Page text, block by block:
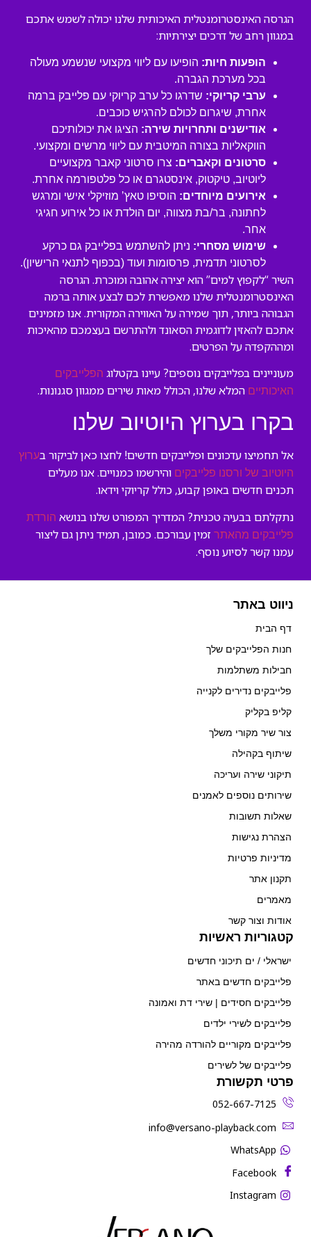
הגרסה האינסטרומנטלית האיכותית שלנו יכולה לשמש אתכם
במגוון רחב של דרכים יצירתיות:
הופעות חיות: הופיעו עם ליווי מקצועי שנשמע מעולה
בכל מערכת הגברה.
ערבי קריוקי: שדרגו כל ערב קריוקי עם פלייבק ברמה
אחרת, שיגרום לכולם להרגיש כוכבים.
אודישנים ותחרויות שירה: הציגו את יכולותיכם
הווקאליות בצורה המיטבית עם ליווי מרשים ומקצועי.
סרטונים וקאברים: צרו סרטוני קאבר מקצועיים
ליוטיוב, טיקטוק, אינסטגרם או כל פלטפורמה אחרת.
אירועים מיוחדים: הוסיפו טאץ’ מוזיקלי אישי ומרגש
לחתונה, בר/בת מצווה, יום הולדת או כל אירוע חגיגי
אחר.
שימוש מסחרי: ניתן להשתמש בפלייבק גם כרקע
לסרטוני תדמית, פרסומות ועוד (בכפוף לתנאי הרישיון).
השיר “לקפוץ למים” הוא יצירה אהובה ומוכרת. הגרסה
האינסטרומנטלית שלנו מאפשרת לכם לבצע אותה ברמה
הגבוהה ביותר, תוך שמירה על האווירה המקורית. אנו מזמינים
אתכם להאזין לדוגמית הסאונד ולהתרשם בעצמכם מהאיכות
ומההקפדה על הפרטים.
מעוניינים בפלייבקים נוספים? עיינו בקטלוג הפלייבקים
האיכותיים המלא שלנו, הכולל מאות שירים ממגוון סגנונות.
בקרו בערוץ היוטיוב שלנו
אל תחמיצו עדכונים ופלייבקים חדשים! לחצו כאן לביקור בערוץ
היוטיוב של ורסנו פלייבקים והירשמו כמנויים. אנו מעלים
תכנים חדשים באופן קבוע, כולל קריוקי וידאו.
נתקלתם בבעיה טכנית? המדריך המפורט שלנו בנושא הורדת
פלייבקים מהאתר זמין עבורכם. כמובן, תמיד ניתן גם ליצור
עמנו קשר לסיוע נוסף.
ניווט באתר
דף הבית
חנות הפלייבקים שלך
חבילות משתלמות
פלייבקים נדירים לקנייה
קליפ בקליק
צור שיר מקורי משלך
שיתוף בקהילה
תיקוני שירה ועריכה
שירותים נוספים לאמנים
שאלות תשובות
הצהרת נגישות
מדיניות פרטיות
תקנון אתר
מאמרים
אודות וצור קשר
קטגוריות ראשיות
ישראלי / ים תיכוני חדשים
פלייבקים חדשים באתר
פלייבקים חסידים | שירי דת ואמונה
פלייבקים לשירי ילדים
פלייבקים מקוריים להורדה מהירה
פלייבקים של לשירים
פרטי תקשורת
052-667-7125
‫info@versano-playback.com‬
WhatsApp
Facebook
Instagram